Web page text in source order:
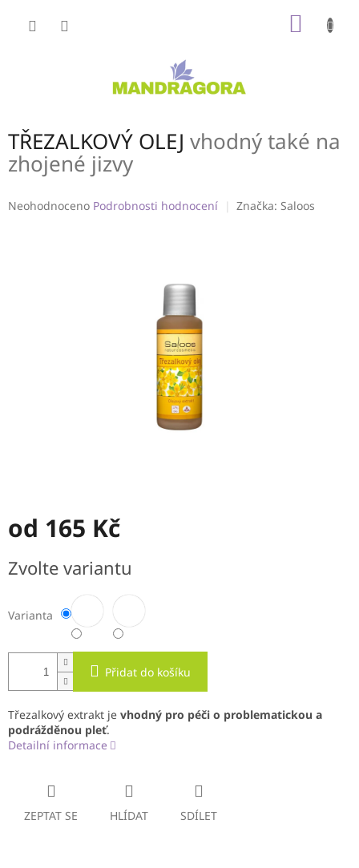
TŘEZALKOVÝ OLEJ vhodný také na
zhojené jizvy
Průměrné
Neohodnoceno Podrobnosti hodnocení Značka: Saloos
od 165 Kč
cena:
Zvolte variantu
Varianta
Přidat do košíku
Třezalkový extrakt je vhodný pro péči o problematickou a
podrážděnou pleť.
Detailní informace
ZEPTAT SE HLÍDAT SDÍLET